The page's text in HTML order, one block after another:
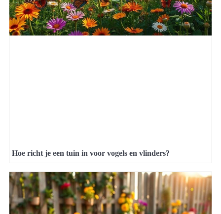
Hoe richt je een tuin in voor vogels en vlinders?